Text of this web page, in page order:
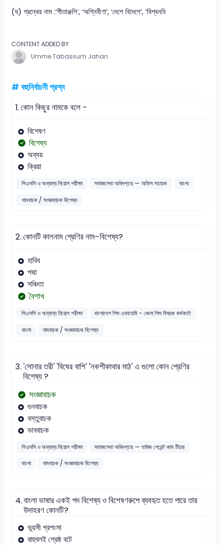
(ঘ) গ্রন্থের নাম :‘গীতাঞ্জলি’, ‘অগ্নিবীণা’, ‘দেশে বিদেশে’, ‘বিশ্বনবি
CONTENT ADDED BY
Umme Tabassum Jahan
# বহুনির্বাচনী প্রশ্ন
1.কোন কিছুর নামকে বলে -
বিশেষণ
বিশেষ্য
অব্যয়
ক্রিয়া
পিএসসি ও অন্যান্য নিয়োগ পরীক্ষা সমাজসেবা অধিদপ্তর — অফিস সহায়ক
বাংলা
নামবাচক / সংজ্ঞাবাচক বিশেষ্য
2.কোনটি কালনাম শ্রেণির নাম-বিশেষ্য?
হাবিব
পদ্মা
সঞ্চিতা
বৈশাখ
পিএসসি ও অন্যান্য নিয়োগ পরীক্ষা
বাংলাদেশ শিশু একাডেমি - জেলা শিশু বিষয়ক কর্মকর্তা
বাংলা
নামবাচক / সংজ্ঞাবাচক বিশেষ্য
3.'সোনার তরী' 'বিষের বাশি' 'নকশীকাথার মাঠ' এ গুলো কোন শ্রেণির
বিশেষ্য ?
সংজ্ঞাবাচক
গুনবাচক
বস্তুবাচক
ভাববাচক
পিএসসি ও অন্যান্য নিয়োগ পরীক্ষা
সমাজসেবা অধিদপ্তর — হাউজ পেরেন্ট কাম টিচার
বাংলা
নামবাচক / সংজ্ঞাবাচক বিশেষ্য
4.বাংলা ভাষার একই পদ বিশেষ্য ও বিশেষণরুপে ব্যবহৃত হতে পারে তার
উদাহরণ কোনটি?
ভূয়সী প্রশংসা
বাহুবলই শ্রেষ্ঠ বটে